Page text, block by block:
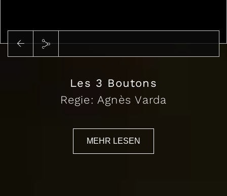
Les 3 Boutons
Regie: Agnès Varda
MEHR LESEN